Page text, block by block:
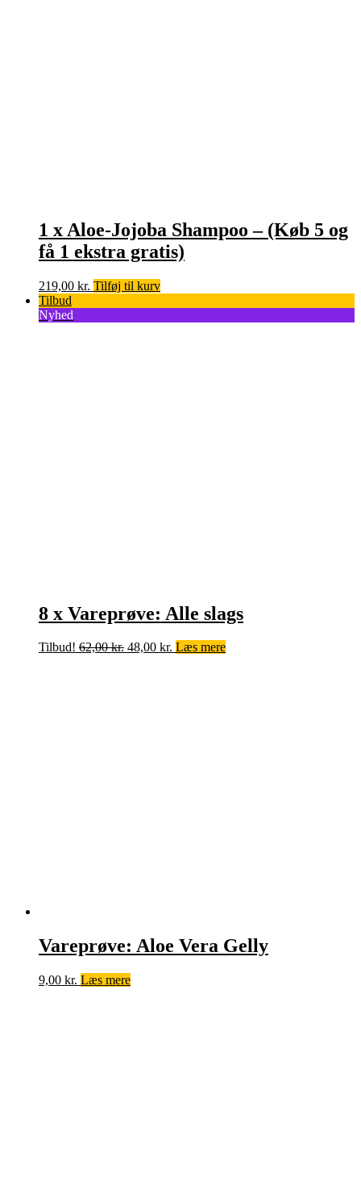
1 x Aloe-Jojoba Shampoo – (Køb 5 og
få 1 ekstra gratis)
219,00 kr. Tilføj til kurv
Tilbud
Nyhed
8 x Vareprøve: Alle slags
Tilbud! 62,00kr. Den
48,00 kr. Den
Læs mere
Vareprøve: Aloe Vera Gelly
9,00 kr. Læs mere